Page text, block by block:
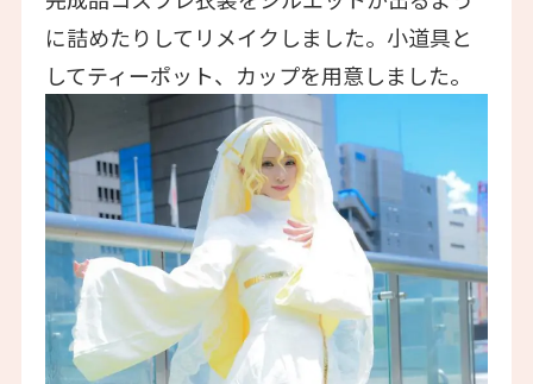
に詰めたりしてリメイクしました。小道具と
してティーポット、カップを用意しました。